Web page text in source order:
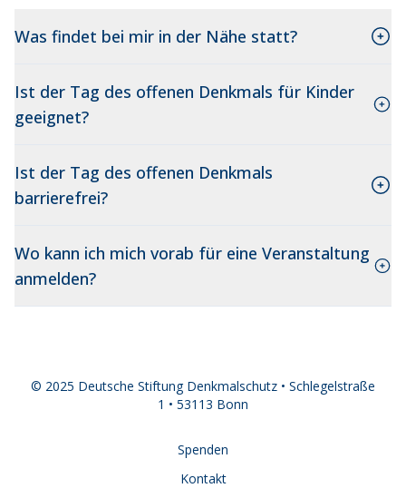
Was findet bei mir in der Nähe statt?
Ist der Tag des offenen Denkmals für Kinder
geeignet?
Ist der Tag des offenen Denkmals
barrierefrei?
Wo kann ich mich vorab für eine Veranstaltung
anmelden?
© 2025 Deutsche Stiftung Denkmalschutz • Schlegelstraße
1 • 53113 Bonn
Spenden
Kontakt